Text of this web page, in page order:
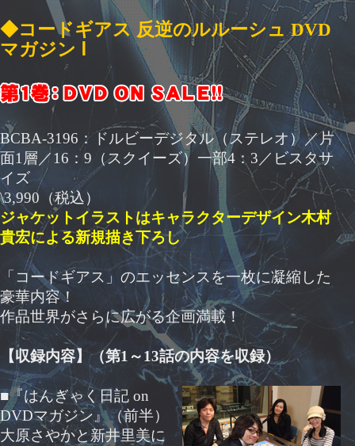
◆コードギアス 反逆のルルーシュ DVD
マガジン Ⅰ
BCBA-3196：ドルビーデジタル（ステレオ）／片
面1層／16：9（スクイーズ）一部4：3／ビスタサ
イズ
\3,990（税込）
ジャケットイラストはキャラクターデザイン木村
貴宏による新規描き下ろし
「コードギアス」のエッセンスを一枚に凝縮した
豪華内容！
作品世界がさらに広がる企画満載！
【収録内容】（第1～13話の内容を収録）
■『はんぎゃく日記 on
DVDマガジン』（前半）
大原さやかと新井里美に